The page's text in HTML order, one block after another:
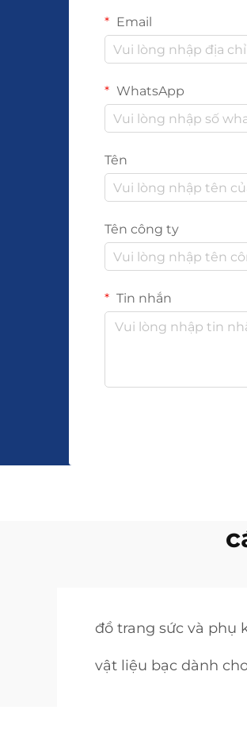
Email
WhatsApp
Tên
Tên công ty
Tin nhắn
đồ trang sức và phụ
vật liệu bạc dành